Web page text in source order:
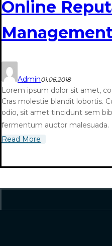
Online
Admin01.06.2018
Lorem ipsum dolor sit amet,
Cras molestie blandit lobortis.
odio, sit amet tincidunt sem
fermentum auctor malesuada.
Read More